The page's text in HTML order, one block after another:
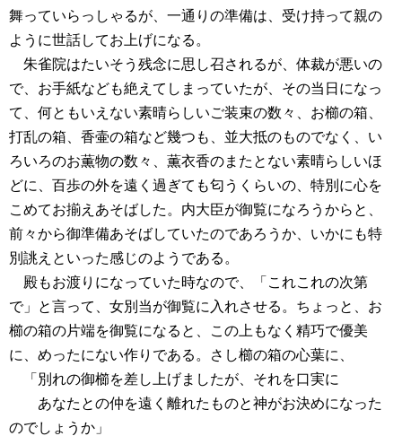
舞っていらっしゃるが、一通りの準備は、受け持って親の
ように世話してお上げになる。
朱雀院はたいそう残念に思し召されるが、体裁が悪いの
で、お手紙なども絶えてしまっていたが、その当日になっ
て、何ともいえない素晴らしいご装束の数々、お櫛の箱、
打乱の箱、香壷の箱など幾つも、並大抵のものでなく、い
ろいろのお薫物の数々、薫衣香のまたとない素晴らしいほ
どに、百歩の外を遠く過ぎても匂うくらいの、特別に心を
こめてお揃えあそばした。内大臣が御覧になろうからと、
前々から御準備あそばしていたのであろうか、いかにも特
別誂えといった感じのようである。
殿もお渡りになっていた時なので、「これこれの次第
で」と言って、女別当が御覧に入れさせる。ちょっと、お
櫛の箱の片端を御覧になると、この上もなく精巧で優美
に、めったにない作りである。さし櫛の箱の心葉に、
「別れの御櫛を差し上げましたが、それを口実に
あなたとの仲を遠く離れたものと神がお決めになった
のでしょうか」